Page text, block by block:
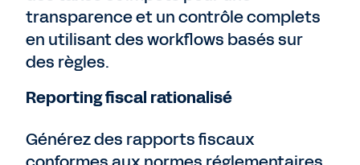
transparence et un contrôle complets
en utilisant des workflows basés sur
des règles.
Reporting fiscal rationalisé
Générez des rapports fiscaux